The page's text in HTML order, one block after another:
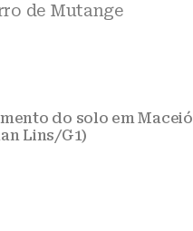
de Mutange
do solo em Maceió
Lins/G1)